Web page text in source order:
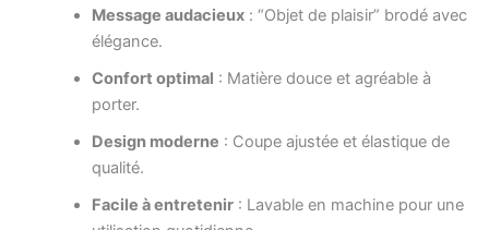
Message audacieux: “Objet de plaisir” brodé avec
élégance.
Confort optimal : Matière douce et agréable à
porter.
Design moderne : Coupe ajustée et élastique de
qualité.
Facile à entretenir: Lavable en machine pour une